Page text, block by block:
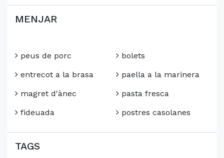
MENJAR
peus de porc
entrecot a la brasa
magret d'ànec
fideuada
bolets
paella a la marinera
pasta fresca
postres casolanes
TAGS